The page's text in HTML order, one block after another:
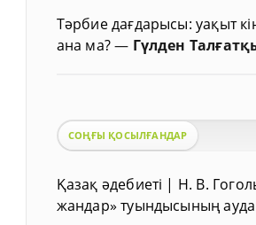
Тәрбие дағдарысы: уақыт
ана ма?— Гүлден
СОҢҒЫ ҚОСЫЛҒАНДАР
Қазақ әдебиеті | Н. В.
жандар» туындысының